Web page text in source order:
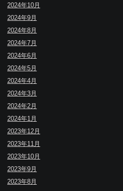
2024年10月
2024年9月
2024年8月
2024年7月
2024年6月
2024年5月
2024年4月
2024年3月
2024年2月
2024年1月
2023年12月
2023年11月
2023年10月
2023年9月
2023年8月